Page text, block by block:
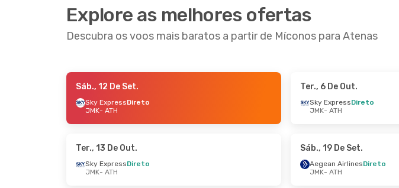
Explore as melhores ofertas
Descubra os voos mais baratos a partir de Míconos para Atenas
- Seg., 31 De Ago.
Sáb., 12 De Set.
Sky ExpressDireto
JMK- ATH
Ter., 6 De Out.
Sky ExpressDireto
JMK- ATH
Ter., 13 De Out.
Sky ExpressDireto
JMK- ATH
Sáb., 19 De Set.
Aegean AirlinesDireto
JMK- ATH